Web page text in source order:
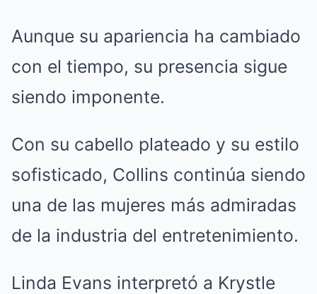
Aunque su apariencia ha cambiado
con el tiempo, su presencia sigue
siendo imponente.
Con su cabello plateado y su estilo
sofisticado, Collins continúa siendo
una de las mujeres más admiradas
de la industria del entretenimiento.
Linda Evans interpretó a Krystle